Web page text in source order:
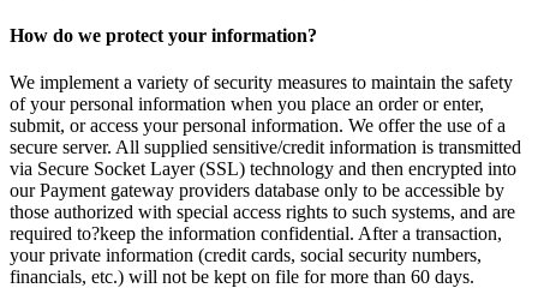
How do we protect your information?
We implement a variety of security measures to maintain the safety
of your personal information when you place an order or enter,
submit, or access your personal information. We offer the use of a
secure server. All supplied sensitive/credit information is transmitted
via Secure Socket Layer (SSL) technology and then encrypted into
our Payment gateway providers database only to be accessible by
those authorized with special access rights to such systems, and are
required to?keep the information confidential. After a transaction,
your private information (credit cards, social security numbers,
financials, etc.) will not be kept on file for more than 60 days.